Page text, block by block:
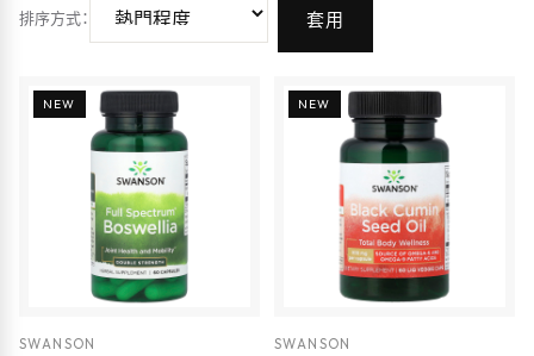
排序方式： 套用
NEW
SWANSON
NEW
SWANSON